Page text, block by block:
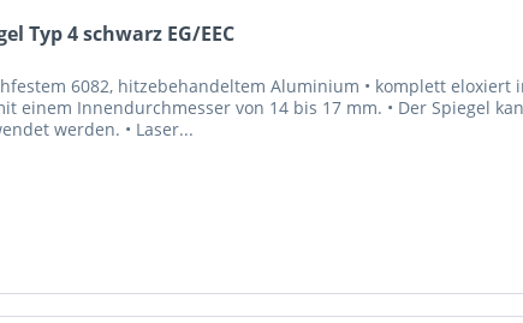
Typ 4 schwarz EG/EEC
6082, hitzebehandeltem Aluminium • komplett eloxiert
einem Innendurchmesser von 14 bis 17 mm. • Der Spiegel
werden. • Laser...